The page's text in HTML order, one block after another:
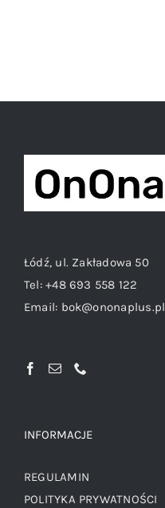
Łódź, ul. Zakładowa 50
Tel:+48 693 558 122
Email: bok@ononaplus.pl
INFORMACJE
REGULAMIN
POLITYKA PRYWATNOŚCI